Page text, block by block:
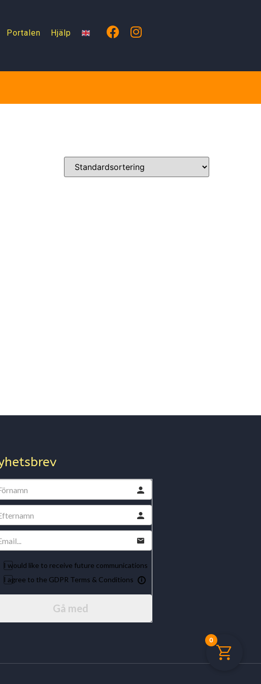
Portalen Hjälp
I would like to receive future communications
I agree to the GDPR Terms & Conditions
Gå med
0